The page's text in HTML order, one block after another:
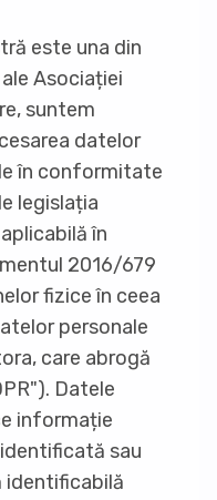
este una din
Asociației
suntem
datelor
în conformitate
legislația
în
2016/679
fizice în ceea
personale
care abrogă
Datele
informație
sau
identificabilă